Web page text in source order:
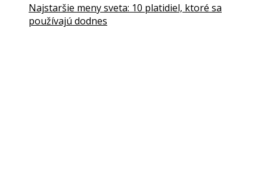
Najstaršie meny sveta: 10 platidiel, ktoré sa
používajú dodnes